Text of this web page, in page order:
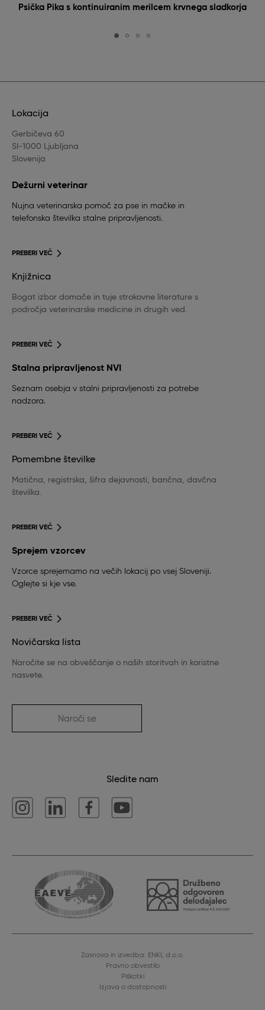
Psička Pika s kontinuiranim merilcem krvnega sladkorja
Lokacija
Gerbičeva 60
SI-1000 Ljubljana
Slovenija
Dežurni veterinar
Nujna veterinarska pomoč za pse in mačke in
telefonska številka stalne pripravljenosti.
PREBERI VEČ
Knjižnica
Bogat izbor domače in tuje strokovne literature s
področja veterinarske medicine in drugih ved.
PREBERI VEČ
Stalna pripravljenost NVI
Seznam osebja v stalni pripravljenosti za potrebe
nadzora.
PREBERI VEČ
Pomembne številke
Matična, registrska, šifra dejavnosti, bančna, davčna
številka.
PREBERI VEČ
Sprejem vzorcev
Vzorce sprejemamo na večih lokacij po vsej Sloveniji.
Oglejte si kje vse.
PREBERI VEČ
Novičarska lista
Naročite se na obveščanje o naših storitvah in koristne
nasvete.
Naroči se
Sledite nam
Zasnova in izvedba: ENKI, d.o.o.
Pravno obvestilo
Piškotki
Izjava o dostopnosti